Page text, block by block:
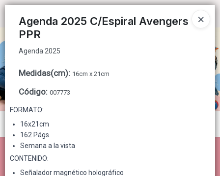
Agenda 2025
Agenda 2025 C/Espiral Avengers
PPR
Agenda 2025
Medidas(cm): 16cm x 21cm
Código: 007773
FORMATO:
16x21cm
162 Págs.
Semana a la vista
CONTENIDO:
Señalador magnético holográfico
CÓMO COMPRAR
CONTACTO
Menú
Agenda 2025